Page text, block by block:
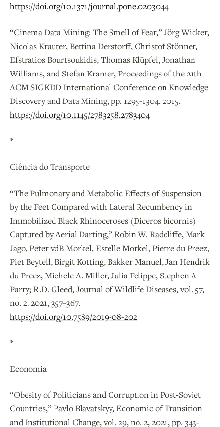
https://doi.org/10.1371/journal.pone.0203044
“Cinema Data Mining: The Smell of Fear,” Jörg Wicker,
Nicolas Krauter, Bettina Derstorff, Christof Stönner,
Efstratios Bourtsoukidis, Thomas Klüpfel, Jonathan
Williams, and Stefan Kramer, Proceedings of the 21th
ACM SIGKDD International Conference on Knowledge
Discovery and Data Mining, pp. 1295-1304. 2015.
https://doi.org/10.1145/2783258.2783404
*
Ciência do Transporte
“The Pulmonary and Metabolic Effects of Suspension
by the Feet Compared with Lateral Recumbency in
Immobilized Black Rhinoceroses (Diceros bicornis)
Captured by Aerial Darting,” Robin W. Radcliffe, Mark
Jago, Peter vdB Morkel, Estelle Morkel, Pierre du Preez,
Piet Beytell, Birgit Kotting, Bakker Manuel, Jan Hendrik
du Preez, Michele A. Miller, Julia Felippe, Stephen A
Parry; R.D. Gleed, Journal of Wildlife Diseases, vol. 57,
no. 2, 2021, 357–367.
https://doi.org/10.7589/2019-08-202
*
Economia
“Obesity of Politicians and Corruption in Post‐Soviet
Countries,” Pavlo Blavatskyy, Economic of Transition
and Institutional Change, vol. 29, no. 2, 2021, pp. 343-